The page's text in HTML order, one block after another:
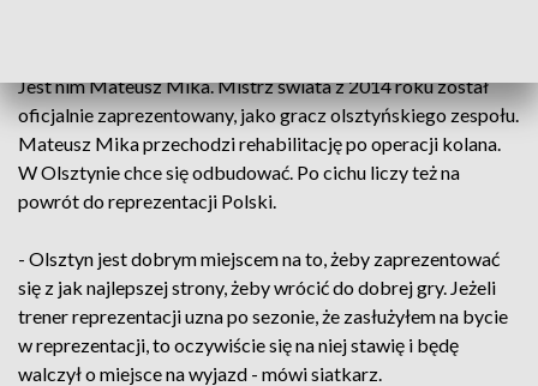
Jest nim Mateusz Mika. Mistrz świata z 2014 roku został
oficjalnie zaprezentowany, jako gracz olsztyńskiego zespołu.
Mateusz Mika przechodzi rehabilitację po operacji kolana.
W Olsztynie chce się odbudować. Po cichu liczy też na
powrót do reprezentacji Polski.
- Olsztyn jest dobrym miejscem na to, żeby zaprezentować
się z jak najlepszej strony, żeby wrócić do dobrej gry. Jeżeli
trener reprezentacji uzna po sezonie, że zasłużyłem na bycie
w reprezentacji, to oczywiście się na niej stawię i będę
walczył o miejsce na wyjazd - mówi siatkarz.